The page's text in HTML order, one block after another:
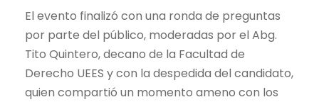
El evento finalizó con una ronda de preguntas
por parte del público, moderadas por el Abg.
Tito Quintero, decano de la Facultad de
Derecho UEES y con la despedida del candidato,
quien compartió un momento ameno con los